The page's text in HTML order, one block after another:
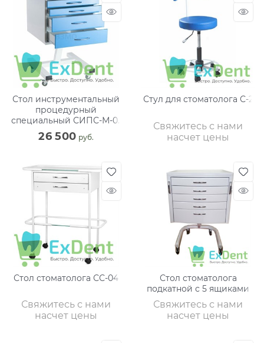
Стол инструментальный
процедурный
специальный СИПС-М-01
(4 ящика)
26 500 руб.
Стул для стоматолога С-2
Свяжитесь с нами
насчет цены
Стол стоматолога СС-04
Свяжитесь с нами
насчет цены
Стол стоматолога
подкатной с 5 ящиками
Свяжитесь с нами
насчет цены